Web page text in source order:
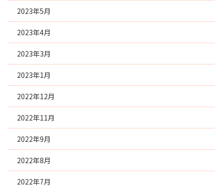
2023年5月
2023年4月
2023年3月
2023年1月
2022年12月
2022年11月
2022年9月
2022年8月
2022年7月